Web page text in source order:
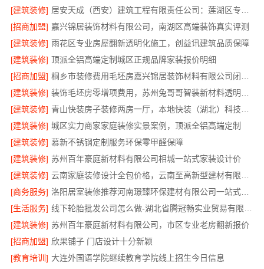
[建筑装修]
[招商加盟] 嘉兴锦居装饰材料有限公司，南湖区高端装饰真实评测
[建筑装修] 雨花区专业房屋翻新透明化施工，创益讯建筑品质保障
[建筑装修] 顶派全铝高端定制城区正规品牌家装报价明细
[招商加盟]
[建筑装修]
[建筑装修]
[建筑装修] 城区实力商家家庭装修实景案例，顶派全铝高端定制
[建筑装修] 慕新不锈钢定制服务环保零甲醛保障
[建筑装修] 苏州百年豪庭新材料有限公司相城一站式家装设计价
[建筑装修]
[商务服务]
洛阳居室装修推荐河南璟臻环保建材有限公司一站式服务
[生活服务]
[建筑装修] 苏州百年豪庭新材料有限公司，市区专业老房翻新报价
[招商加盟] 欣果铺子 门店设计十分新颖
[教育培训] 大连外国语学院继续教育学院线上招生今日信息